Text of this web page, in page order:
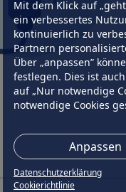
Mit dem Klick auf
ein verbessertes
kontinuierlich zu
Partnern
Über „anpassen”
festlegen. Dies ist
auf „Nur notwendige
notwendige Cookies
Anpassen
Datenschutzerklärung
Cookierichtlinie